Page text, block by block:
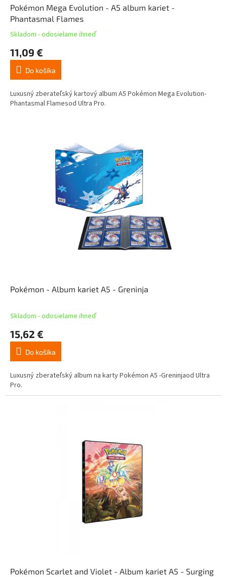
Pokémon Mega Evolution - A5 album kariet -
Phantasmal Flames
Skladom - odosielame ihneď
11,09 €
Do košíka
Luxusný zberateľský kartový album A5 Pokémon Mega Evolution-
Phantasmal Flamesod Ultra Pro.
Pokémon - Album kariet A5 - Greninja
Skladom - odosielame ihneď
15,62 €
Do košíka
Luxusný zberateľský album na karty Pokémon A5 -Greninjaod Ultra
Pro.
Pokémon Scarlet and Violet - Album kariet A5 - Surging